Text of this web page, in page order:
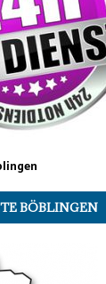
BÖBLINGEN